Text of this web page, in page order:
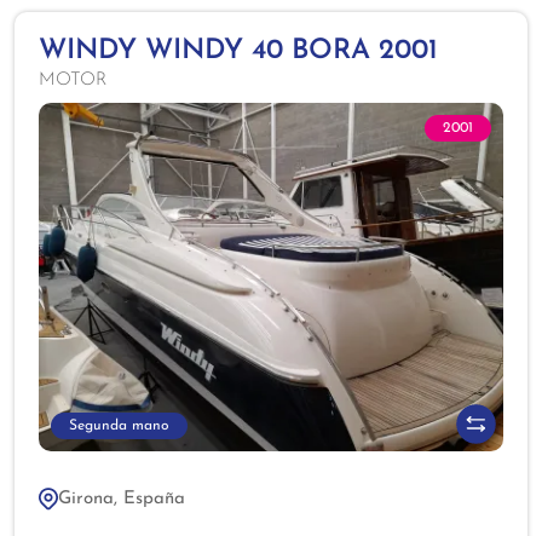
2001
Segunda mano
WINDY WINDY 40 BORA 2001
MOTOR
Girona, España